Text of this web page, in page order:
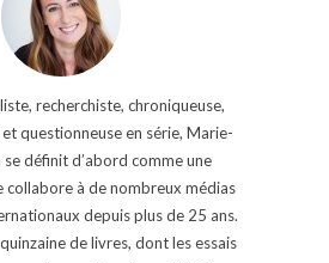
recherchiste, chroniqueuse,
questionneuse en série, Marie-
se définit d’abord comme une
collabore à de nombreux médias
depuis plus de 25 ans.
de livres, dont les essais